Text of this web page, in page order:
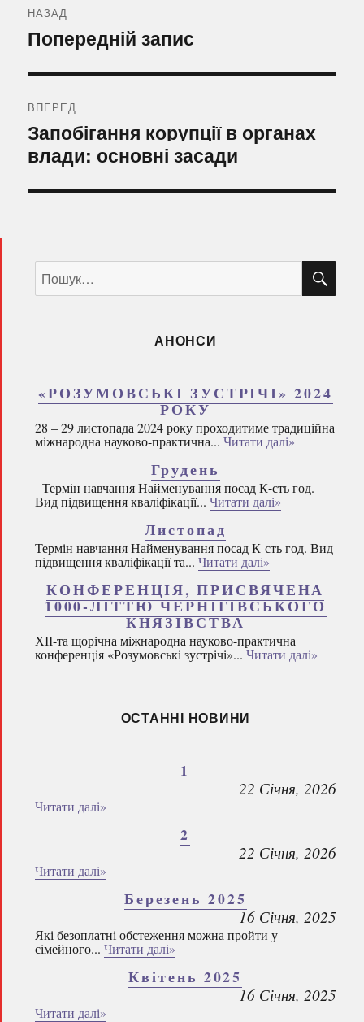
записів
НАЗАД
Попередній
запис:
Попередній запис
ВПЕРЕД
Наступний
запис:
Запобігання корупції в органах
влади: основні засади
за
запитом:
АНОНСИ
«РОЗУМОВСЬКІ ЗУСТРІЧІ» 2024
РОКУ
28 – 29 листопада 2024 року проходитиме традиційна
міжнародна науково-практична... Читати далі»
Грудень
Термін навчання Найменування посад К-сть год.
Вид підвищення кваліфікації... Читати далі»
Листопад
Термін навчання Найменування посад К-сть год. Вид
підвищення кваліфікації та... Читати далі»
КОНФЕРЕНЦІЯ, ПРИСВЯЧЕНА
1000-ЛІТТЮ ЧЕРНІГІВСЬКОГО
КНЯЗІВСТВА
ХІІ-та щорічна міжнародна науково-практична
конференція «Розумовські зустрічі»... Читати далі»
ОСТАННІ НОВИНИ
1
22 Січня, 2026
Читати далі»
2
22 Січня, 2026
Читати далі»
Березень 2025
16 Січня, 2025
Які безоплатні обстеження можна пройти у
сімейного... Читати далі»
Квітень 2025
16 Січня, 2025
Читати далі»